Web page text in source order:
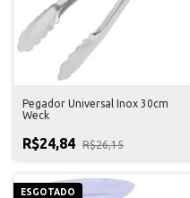
Pegador Universal Inox 30cm
Weck
R$24,84 R$26,15
ESGOTADO